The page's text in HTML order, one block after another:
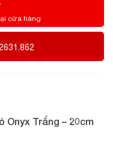
cửa hàng
Onyx Trắng – 20cm